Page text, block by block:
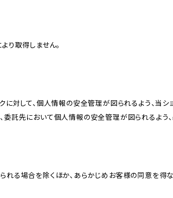
り取得しません。
対して、個人情報の安全管理が図られるよう、当
託先において個人情報の安全管理が図られるよう
る場合を除くほか、あらかじめお客様の同意を得